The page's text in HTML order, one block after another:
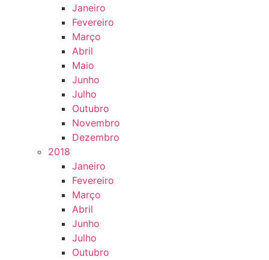
Janeiro
Fevereiro
Março
Abril
Maio
Junho
Julho
Outubro
Novembro
Dezembro
2018
Janeiro
Fevereiro
Março
Abril
Junho
Julho
Outubro